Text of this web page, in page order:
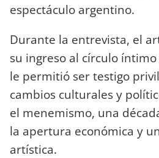
espectáculo argentino.
Durante la entrevista, el
su ingreso al círculo
le permitió ser testigo
cambios culturales y
el menemismo, una
la apertura económica y
artística.